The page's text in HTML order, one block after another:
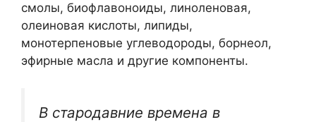
смолы, биофлавоноиды, линоленовая,
олеиновая кислоты, липиды,
монотерпеновые углеводороды, борнеол,
эфирные масла и другие компоненты.
В стародавние времена в